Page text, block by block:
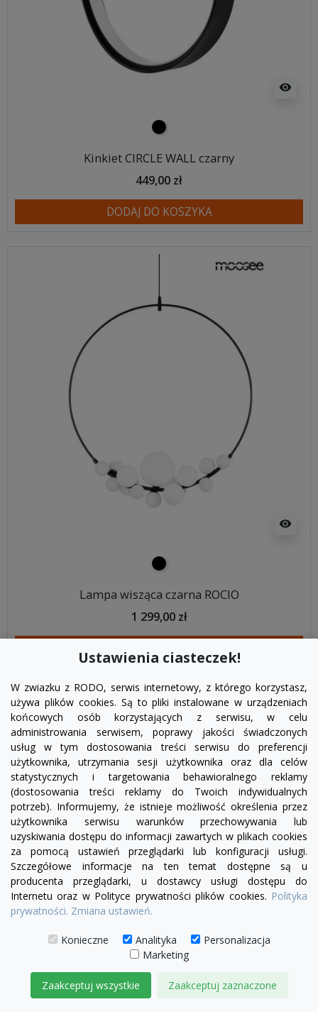
visibility
czarny
Kinkiet CIRCLE WALL czarny
449,00 zł
DODAJ DO KOSZYKA
visibility
czarny
Lampa wisząca czarna ROCIO
1 299,00 zł
FacebookYouTubePinterest
Ustawienia ciasteczek!
W zwiazku z RODO, serwis internetowy, z którego korzystasz,
używa plików cookies. Są to pliki instalowane w urządzeniach
końcowych osób korzystających z serwisu, w celu
administrowania serwisem, poprawy jakości świadczonych
usług w tym dostosowania treści serwisu do preferencji
użytkownika, utrzymania sesji użytkownika oraz dla celów
statystycznych i targetowania behawioralnego reklamy
(dostosowania treści reklamy do Twoich indywidualnych
potrzeb). Informujemy, że istnieje możliwość określenia przez
użytkownika serwisu warunków przechowywania lub
uzyskiwania dostępu do informacji zawartych w plikach cookies
za pomocą ustawień przeglądarki lub konfiguracji usługi.
Szczegółowe informacje na ten temat dostępne są u
producenta przeglądarki, u dostawcy usługi dostępu do
Internetu oraz w Polityce prywatności plików cookies. Polityka
prywatności. Zmiana ustawień.
Konieczne Analityka
Personalizacja
Marketing
Zaakceptuj wszystkie Zaakceptuj zaznaczone
PRODUKTY

INFORMACJE
